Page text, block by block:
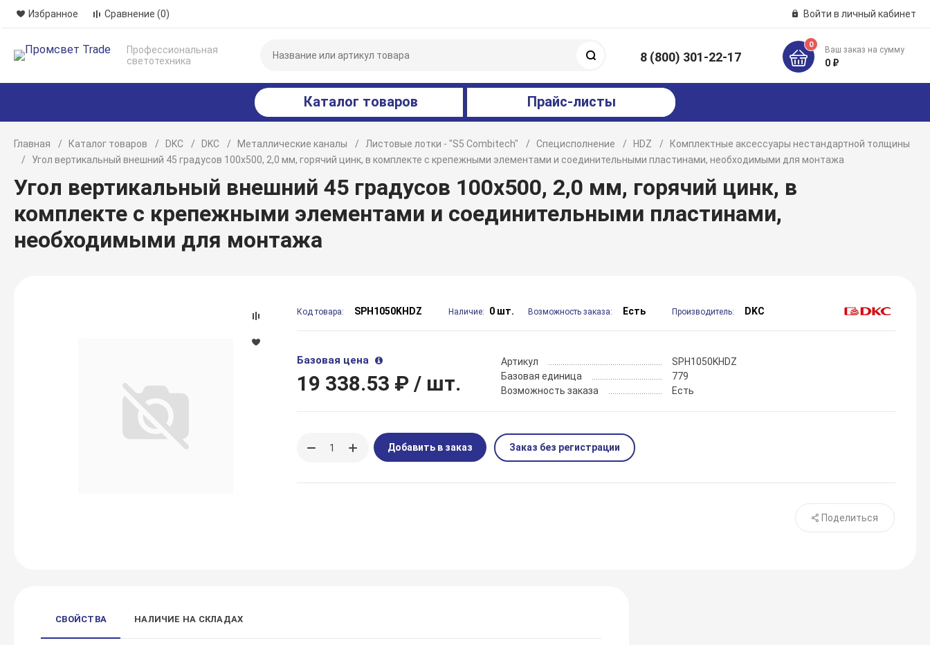
Избранное Сравнение (0) Войти в личный кабинет
Профессиональная
светотехника
8 (800) 301-22-17
0
Ваш заказ на сумму
0 ₽
Каталог товаров Прайс-листы
Главная Каталог товаров DKC DKC Металлические каналы Листовые лотки - "S5 Combitech" Специсполнение HDZ
Комплектные аксессуары нестандартной толщины
Угол вертикальный внешний 45 градусов 100х500, 2,0 мм, горячий цинк, в комплекте с крепежными элементами и соединительными пластинами, необходимыми для монтажа
Угол вертикальный внешний 45 градусов 100х500, 2,0 мм, горячий цинк, в
комплекте с крепежными элементами и соединительными пластинами,
необходимыми для монтажа
Код товара: SPH1050KHDZ Наличие: 0 шт. Возможность заказа: Есть Производитель: DKC
Базовая цена
19 338.53 ₽ / шт.
Артикул
SPH1050KHDZ
Базовая единица
779
Возможность заказа
Есть
Добавить в заказ Заказ без регистрации
Поделиться
СВОЙСТВА НАЛИЧИЕ НА СКЛАДАХ